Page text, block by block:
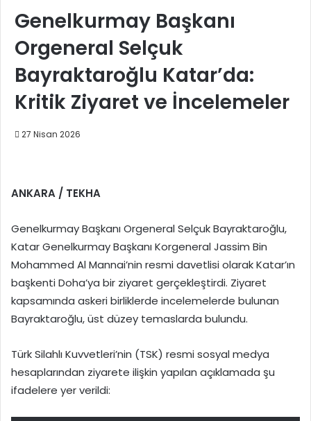
Genelkurmay Başkanı
Orgeneral Selçuk
Bayraktaroğlu Katar’da:
Kritik Ziyaret ve İncelemeler
27 Nisan 2026
ANKARA / TEKHA
Genelkurmay Başkanı Orgeneral Selçuk Bayraktaroğlu,
Katar Genelkurmay Başkanı Korgeneral Jassim Bin
Mohammed Al Mannai’nin resmi davetlisi olarak Katar’ın
başkenti Doha’ya bir ziyaret gerçekleştirdi. Ziyaret
kapsamında askeri birliklerde incelemelerde bulunan
Bayraktaroğlu, üst düzey temaslarda bulundu.
Türk Silahlı Kuvvetleri’nin (TSK) resmi sosyal medya
hesaplarından ziyarete ilişkin yapılan açıklamada şu
ifadelere yer verildi: